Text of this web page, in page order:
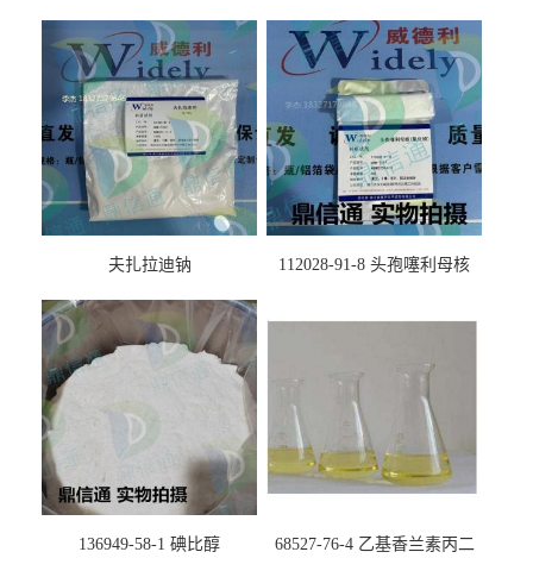
夫扎拉迪钠
112028-91-8 头孢噻利母核
136949-58-1 碘比醇
68527-76-4 乙基香兰素丙二